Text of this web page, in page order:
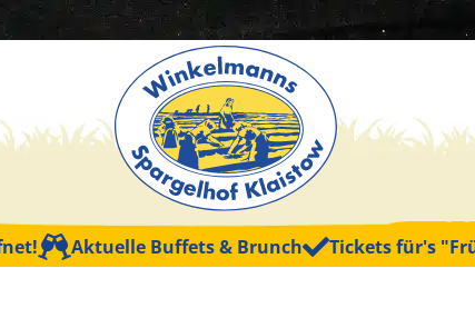
Aktuelle Buffets & Brunch Tickets für's